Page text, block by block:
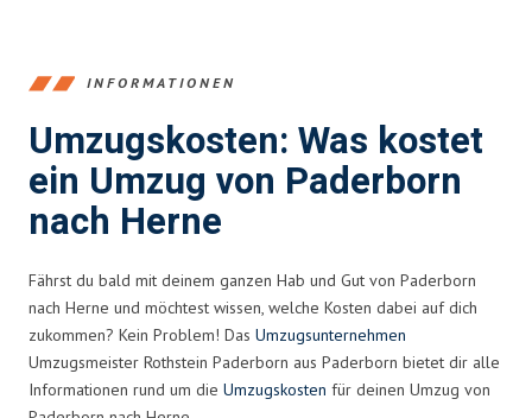
INFORMATIONEN
Umzugskosten: Was kostet
ein Umzug von Paderborn
nach Herne
Fährst du bald mit deinem ganzen Hab und Gut von Paderborn
nach Herne und möchtest wissen, welche Kosten dabei auf dich
zukommen? Kein Problem! Das Umzugsunternehmen
Umzugsmeister Rothstein Paderborn aus Paderborn bietet dir alle
Informationen rund um die Umzugskosten für deinen Umzug von